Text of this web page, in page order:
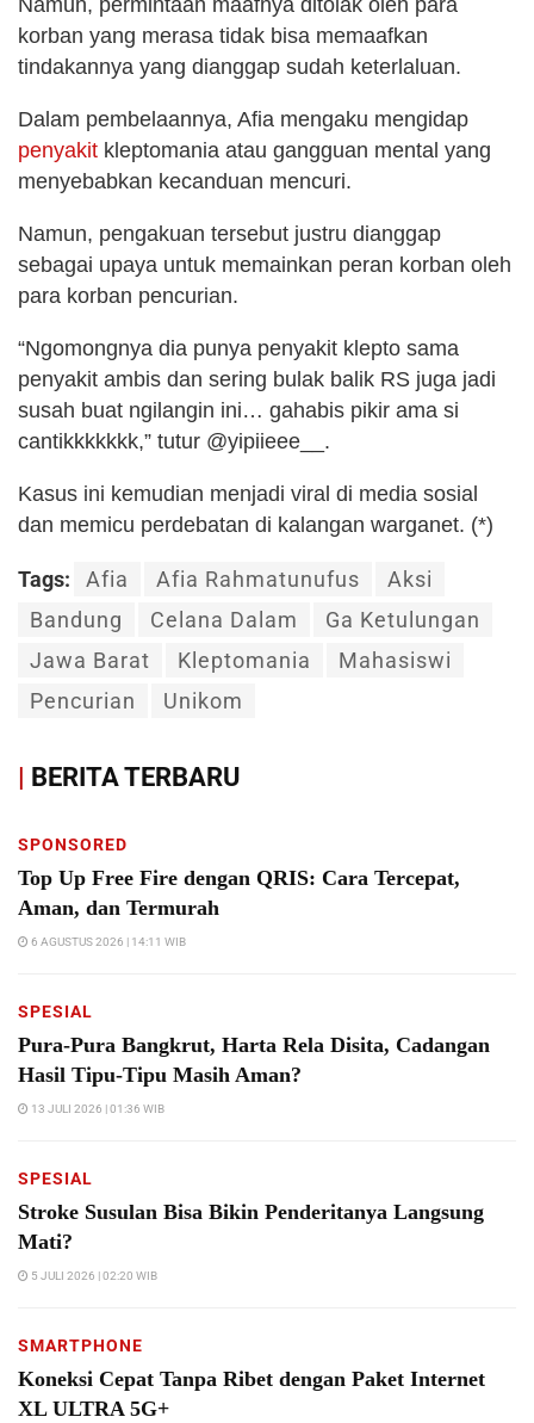
Namun, permintaan maafnya ditolak oleh para
korban yang merasa tidak bisa memaafkan
tindakannya yang dianggap sudah keterlaluan.
Dalam pembelaannya, Afia mengaku mengidap
penyakit kleptomania atau gangguan mental yang
menyebabkan kecanduan mencuri.
Namun, pengakuan tersebut justru dianggap
sebagai upaya untuk memainkan peran korban oleh
para korban pencurian.
“Ngomongnya dia punya penyakit klepto sama
penyakit ambis dan sering bulak balik RS juga jadi
susah buat ngilangin ini… gahabis pikir ama si
cantikkkkkkk,” tutur @yipiieee__.
Kasus ini kemudian menjadi viral di media sosial
dan memicu perdebatan di kalangan warganet. (*)
Tags: Afia Afia Rahmatunufus
Aksi
Bandung
Celana Dalam
Ga Ketulungan
Jawa Barat
Kleptomania
Mahasiswi
Pencurian
Unikom
| BERITA TERBARU
SPONSORED
Top Up Free Fire dengan QRIS: Cara Tercepat,
Aman, dan Termurah
6 AGUSTUS 2026 | 14:11 WIB
SPESIAL
Pura-Pura Bangkrut, Harta Rela Disita, Cadangan
Hasil Tipu-Tipu Masih Aman?
13 JULI 2026 | 01:36 WIB
SPESIAL
Stroke Susulan Bisa Bikin Penderitanya Langsung
Mati?
5 JULI 2026 | 02:20 WIB
SMARTPHONE
Koneksi Cepat Tanpa Ribet dengan Paket Internet
XL ULTRA 5G+